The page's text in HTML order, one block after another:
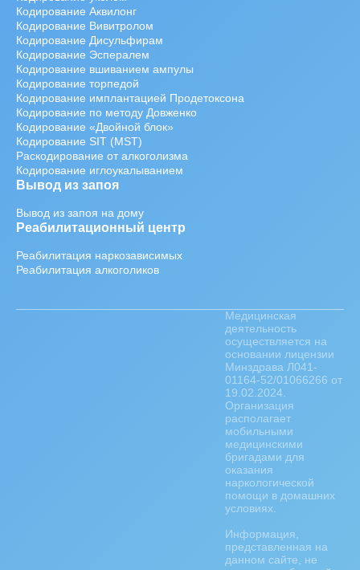
Кодирование Аквилонг
Кодирование Вивитролом
Кодирование Дисульфирам
Кодирование Эспералем
Кодирование вшиванием ампулы
Кодирование торпедой
Кодирование имплантацией Продетоксона
Кодирование по методу Довженко
Кодирование «Двойной блок»
Кодирование SIT (MST)
Раскодирование от алкоголизма
Кодирование иглоукалыванием
Вывод из запоя
Вывод из запоя на дому
Реабилитационный центр
Реабилитация наркозависимых
Реабилитация алкоголиков
Медицинская
деятельность
осуществляется на
основании лицензии
Минздрава Л041-
01164-52/01066266 от
19.02.2024.
Организация
располагает
мобильными
медицинскими
бригадами для
оказания
наркологической
помощи в домашних
условиях.
Информация,
представленная на
данном сайте, не